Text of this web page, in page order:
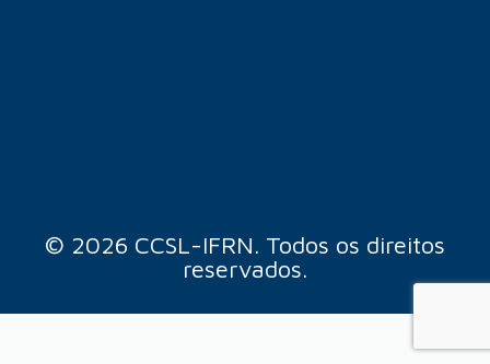
© 2026 CCSL-IFRN. Todos os direitos
reservados.